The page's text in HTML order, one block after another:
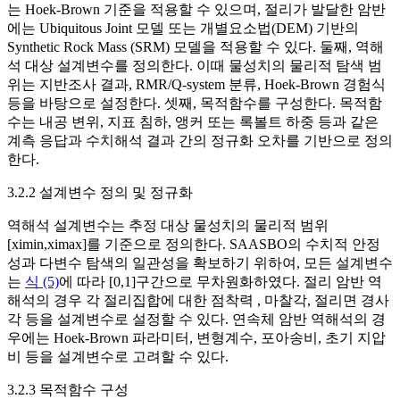
는 Hoek-Brown 기준을 적용할 수 있으며, 절리가 발달한 암반
에는 Ubiquitous Joint 모델 또는 개별요소법(DEM) 기반의
Synthetic Rock Mass (SRM) 모델을 적용할 수 있다. 둘째, 역해
석 대상 설계변수를 정의한다. 이때 물성치의 물리적 탐색 범
위는 지반조사 결과, RMR/Q-system 분류, Hoek-Brown 경험식
등을 바탕으로 설정한다. 셋째, 목적함수를 구성한다. 목적함
수는 내공 변위, 지표 침하, 앵커 또는 록볼트 하중 등과 같은
계측 응답과 수치해석 결과 간의 정규화 오차를 기반으로 정의
한다.
3.2.2 설계변수 정의 및 정규화
역해석 설계변수는 추정 대상 물성치의 물리적 범위
[ximin,ximax]를 기준으로 정의한다. SAASBO의 수치적 안정
성과 다변수 탐색의 일관성을 확보하기 위하여, 모든 설계변수
는 식 (5)에 따라 [0,1]구간으로 무차원화하였다. 절리 암반 역
해석의 경우 각 절리집합에 대한 점착력 , 마찰각, 절리면 경사
각 등을 설계변수로 설정할 수 있다. 연속체 암반 역해석의 경
우에는 Hoek-Brown 파라미터, 변형계수, 포아송비, 초기 지압
비 등을 설계변수로 고려할 수 있다.
3.2.3 목적함수 구성